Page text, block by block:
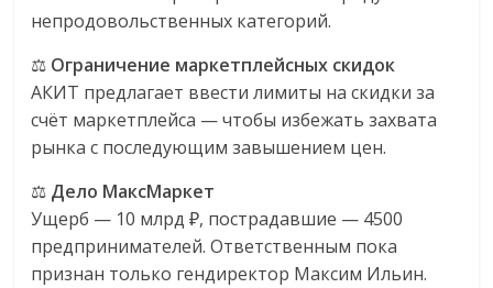
непродовольственных категорий.
⚖️ Ограничение маркетплейсных скидок
АКИТ предлагает ввести лимиты на скидки за
счёт маркетплейса — чтобы избежать захвата
рынка с последующим завышением цен.
⚖️ Дело МаксМаркет
Ущерб — 10 млрд ₽, пострадавшие — 4500
предпринимателей. Ответственным пока
признан только гендиректор Максим Ильин.